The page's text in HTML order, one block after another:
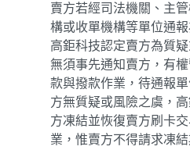
賣方若經司法機關、主
構或收單機構等單位通
高鉅科技認定賣方為質
無須事先通知賣方，有
款與撥款作業，待通報
方無質疑或風險之虞，
方凍結並恢復賣方刷卡
業，惟賣方不得請求凍